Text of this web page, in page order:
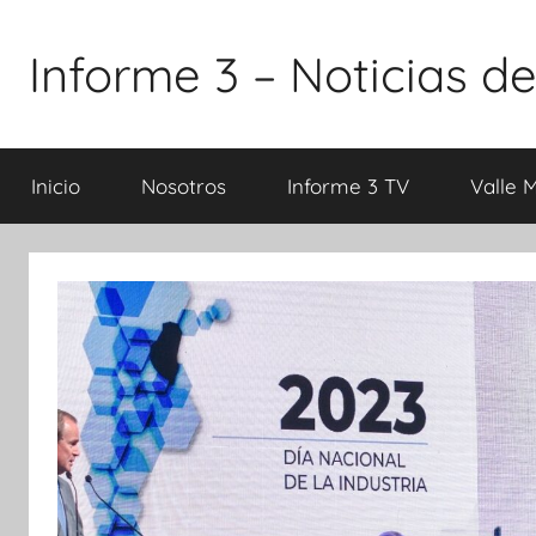
contenido
Informe 3 – Noticias
Inicio Nosotros Informe 3 TV Valle